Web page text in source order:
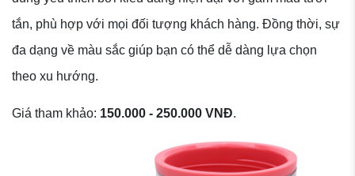
tắn, phù hợp với mọi đối tượng khách hàng. Đồng thời, sự
đa dạng về màu sắc giúp bạn có thể dễ dàng lựa chọn
theo xu hướng.
Giá tham khảo: 150.000 - 250.000 VNĐ.